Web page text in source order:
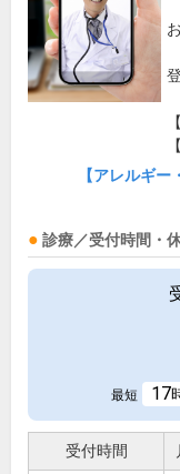
【アレルギ
診療／受付時間・
最短 17
受付時間